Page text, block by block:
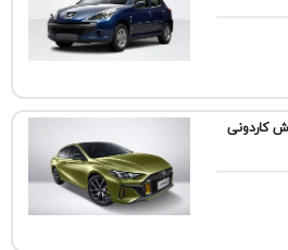
کاردونی